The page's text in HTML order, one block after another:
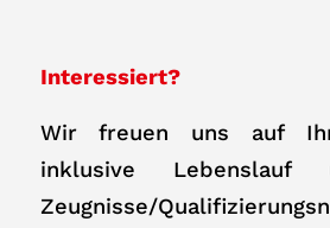
Interessiert?
Wir freuen uns auf
inklusive Lebenslauf
Zeugnisse/